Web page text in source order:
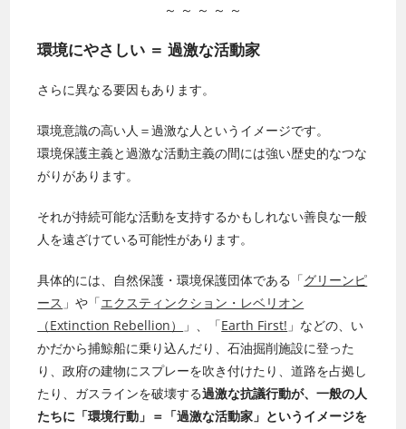
～ ～ ～ ～ ～
環境にやさしい ＝ 過激な活動家
さらに異なる要因もあります。
環境意識の高い人＝過激な人というイメージです。
環境保護主義と過激な活動主義の間には強い歴史的なつな
がりがあります。
それが持続可能な活動を支持するかもしれない善良な一般
人を遠ざけている可能性があります。
具体的には、自然保護・環境保護団体である「グリーンピ
ース 」や「エクスティンクション・レベリオン
（Extinction Rebellion）
」、「Earth First! 」などの、い
かだから捕鯨船に乗り込んだり、石油掘削施設に登った
り、政府の建物にスプレーを吹き付けたり、道路を占拠し
たり、ガスラインを破壊する過激な抗議行動が、一般の人
たちに「環境行動」＝「過激な活動家」というイメージを